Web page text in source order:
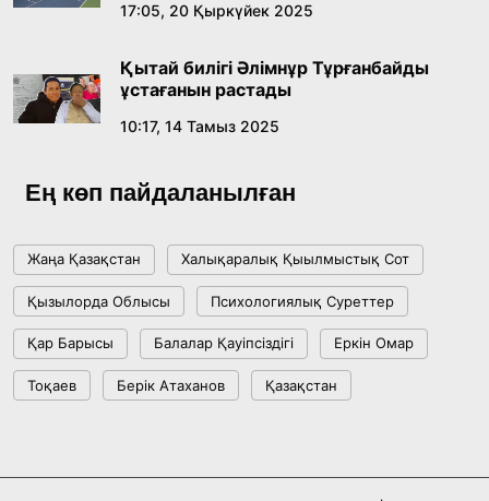
Ұлттық архивтің ашылғанына 20 жыл: негізгі
17:09, 20 Шілде 2026
күйіне назар аударды
АЛТЫН ОРДА ТАРИХЫН ОҚЫТУДЫҢ
ИННОВАЦИЯЛЫҚ ТӘСІЛДЕРІ ЕНГІЗІЛЕДІ
10:28, 15 Шілде 2026
17:49, 13 Шілде 2026
17:05, 20 Қыркүйек 2025
Қытай билігі Әлімнұр Тұрғанбайды
ұстағанын растады
10:17, 14 Тамыз 2025
Ең көп пайдаланылған
Жаңа Қазақстан Халықаралық Қыылмыстық Сот
Қызылорда Облысы Психологиялық Суреттер
Қар Барысы Балалар Қауіпсіздігі Еркін Омар
Тоқаев Берік Атаханов Қазақстан